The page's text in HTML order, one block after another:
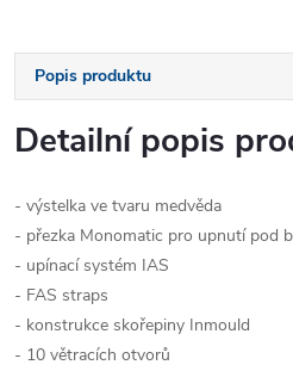
Popis produktu
Detailní popis
- výstelka ve tvaru medvěda
- přezka Monomatic pro upnutí pod
- upínací systém IAS
- FAS straps
- konstrukce skořepiny Inmould
- 10 větracích otvorů